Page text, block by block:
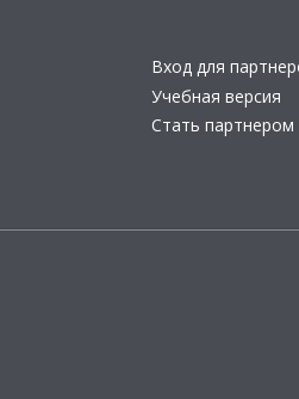
Вход для
Учебная версия
Стать партнером